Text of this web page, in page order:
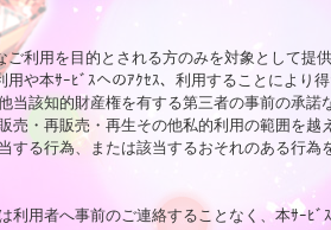
ご利用を目的とされる方のみを対象として提
用や本ｻｰﾋﾞｽへのｱｸｾｽ、利用することにより
当該知的財産権を有する第三者の事前の承
売・再販売・再生その他私的利用の範囲を
する行為、または該当するおそれのある行為
利用者へ事前のご連絡することなく、本ｻｰﾋ